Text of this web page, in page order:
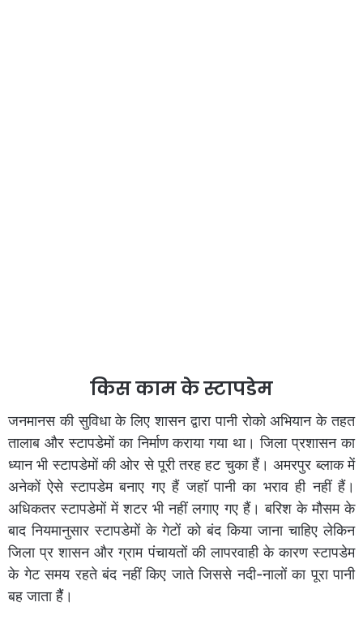
किस काम के स्टापडेम
जनमानस की सुविधा के लिए शासन द्वारा पानी रोको अभियान के तहत
तालाब और स्टापडेमों का निर्माण कराया गया था। जिला प्रशासन का
ध्यान भी स्टापडेमों की ओर से पूरी तरह हट चुका हैं। अमरपुर ब्लाक में
अनेकों ऐसे स्टापडेम बनाए गए हैं जहाॅ पानी का भराव ही नहीं हैं।
अधिकतर स्टापडेमों में शटर भी नहीं लगाए गए हैं। बरिश के मौसम के
बाद नियमानुसार स्टापडेमों के गेटों को बंद किया जाना चाहिए लेकिन
जिला प्र शासन और ग्राम पंचायतों की लापरवाही के कारण स्टापडेम
के गेट समय रहते बंद नहीं किए जाते जिससे नदी-नालों का पूरा पानी
बह जाता हैैं।